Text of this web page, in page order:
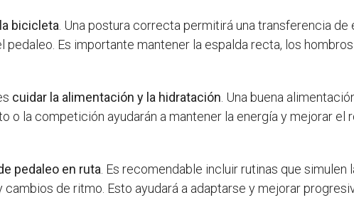
bicicleta . Una postura correcta permitirá una transferencia de
Es importante mantener la espalda recta, los
cuidar la alimentación y la hidratación . Una buena
o la competición ayudarán a mantener la energía y mejorar el
pedaleo en ruta . Es recomendable incluir rutinas que simulen
de ritmo. Esto ayudará a adaptarse y mejorar